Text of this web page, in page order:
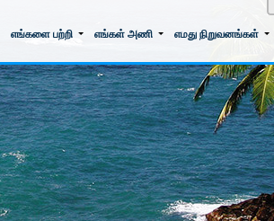
எங்களை பற்றி எங்கள் அணி எமது நிறுவனங்கள்